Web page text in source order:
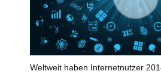
Weltweit haben Internetnutzer